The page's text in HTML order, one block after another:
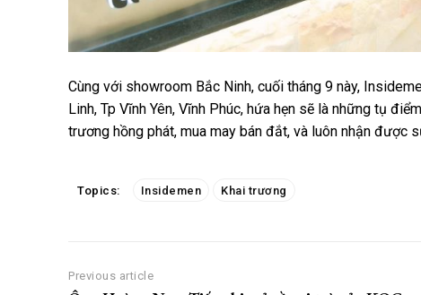
Cùng với showroom Bắc Ninh, cuối tháng 9 này,
Linh, Tp Vĩnh Yên, Vĩnh Phúc, hứa hẹn sẽ là những tụ
trương hồng phát, mua may bán đắt, và luôn nhận được
Topics: Insidemen Khai trương
Previous article